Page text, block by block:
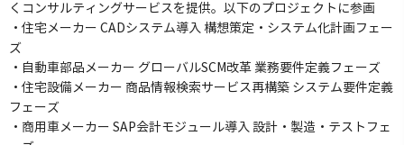
くコンサルティングサービスを提供。以下のプロジェクトに参画
・住宅メーカー CADシステム導入 構想策定・システム化計画フェー
ズ
・自動車部品メーカー グローバルSCM改革 業務要件定義フェーズ
・住宅設備メーカー 商品情報検索サービス再構築 システム要件定義
フェーズ
・商用車メーカー SAP会計モジュール導入 設計・製造・テストフェ